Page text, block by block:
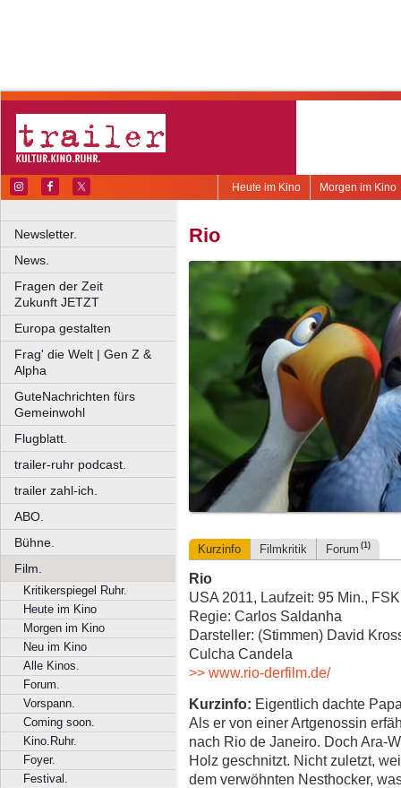
Morgen im Kino
Heute im Kino
Newsletter.
News.
Fragen der Zeit
Zukunft JETZT
Europa gestalten
Frag' die Welt | Gen Z &
Alpha
GuteNachrichten fürs
Gemeinwohl
Flugblatt.
trailer-ruhr podcast.
trailer zahl-ich.
ABO.
Bühne.
Film.
Kritikerspiegel Ruhr.
Heute im Kino
Morgen im Kino
Neu im Kino
Alle Kinos.
Forum.
Vorspann.
Coming soon.
Kino.Ruhr.
Foyer.
Festival.
Rio
Kurzinfo Filmkritik Forum (1)
Rio
USA 2011, Laufzeit: 95 Min.,
Regie: Carlos Saldanha
Darsteller: (Stimmen) David
Culcha Candela
>> www.rio-derfilm.de/
Kurzinfo: Eigentlich dachte
Als er von einer Artgenossin
nach Rio de Janeiro. Doch Ara-
Holz geschnitzt. Nicht zuletzt,
dem verwöhnten Nesthocker,